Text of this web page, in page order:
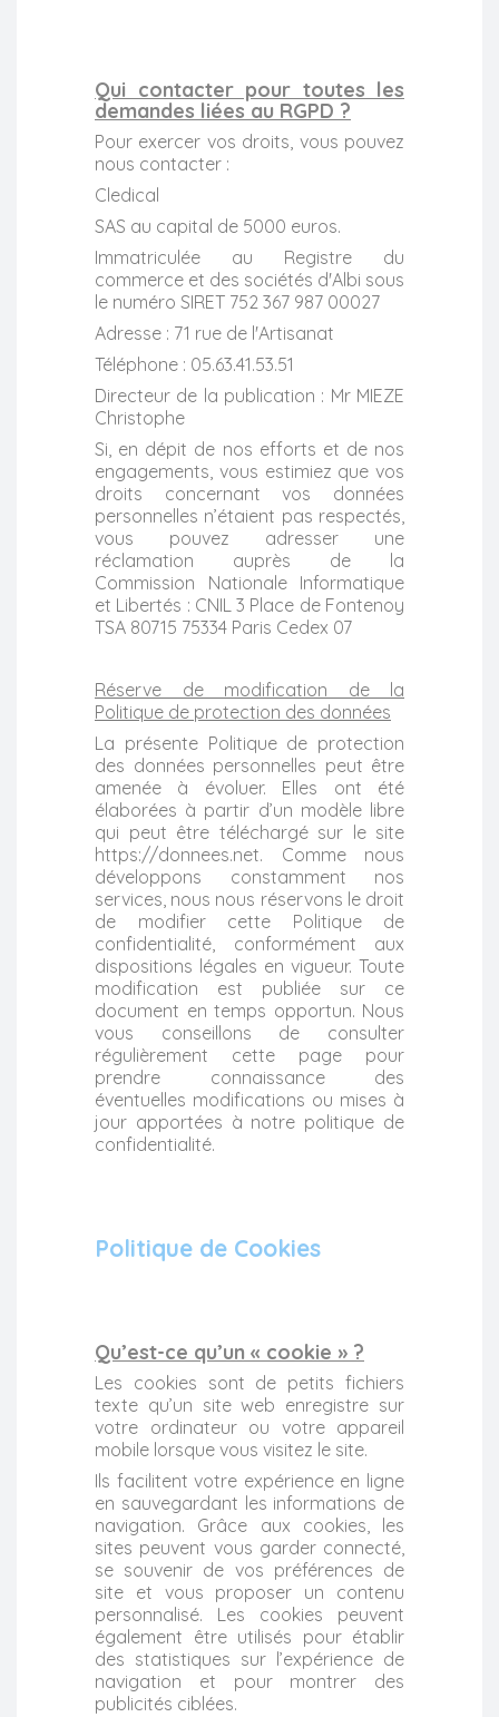
Qui contacter pour toutes les
demandes liées au RGPD ?
Pour exercer vos droits, vous pouvez
nous contacter :
Cledical
SAS au capital de 5000 euros.
Immatriculée au Registre du
commerce et des sociétés d'Albi sous
le numéro SIRET 752 367 987 00027
Adresse : 71 rue de l'Artisanat
Téléphone : 05.63.41.53.51
Directeur de la publication : Mr MIEZE
Christophe
Si, en dépit de nos efforts et de nos
engagements, vous estimiez que vos
droits concernant vos données
personnelles n’étaient pas respectés,
vous pouvez adresser une
réclamation auprès de la
Commission Nationale Informatique
et Libertés : CNIL 3 Place de Fontenoy
TSA 80715 75334 Paris Cedex 07
Réserve de modification de la
Politique de protection des données
La présente Politique de protection
des données personnelles peut être
amenée à évoluer. Elles ont été
élaborées à partir d’un modèle libre
qui peut être téléchargé sur le site
https://donnees.net. Comme nous
développons constamment nos
services, nous nous réservons le droit
de modifier cette Politique de
confidentialité, conformément aux
dispositions légales en vigueur. Toute
modification est publiée sur ce
document en temps opportun. Nous
vous conseillons de consulter
régulièrement cette page pour
prendre connaissance des
éventuelles modifications ou mises à
jour apportées à notre politique de
confidentialité.
Politique de Cookies
Qu’est-ce qu’un « cookie » ?
Les cookies sont de petits fichiers
texte qu’un site web enregistre sur
votre ordinateur ou votre appareil
mobile lorsque vous visitez le site.
Ils facilitent votre expérience en ligne
en sauvegardant les informations de
navigation. Grâce aux cookies, les
sites peuvent vous garder connecté,
se souvenir de vos préférences de
site et vous proposer un contenu
personnalisé. Les cookies peuvent
également être utilisés pour établir
des statistiques sur l’expérience de
navigation et pour montrer des
publicités ciblées.